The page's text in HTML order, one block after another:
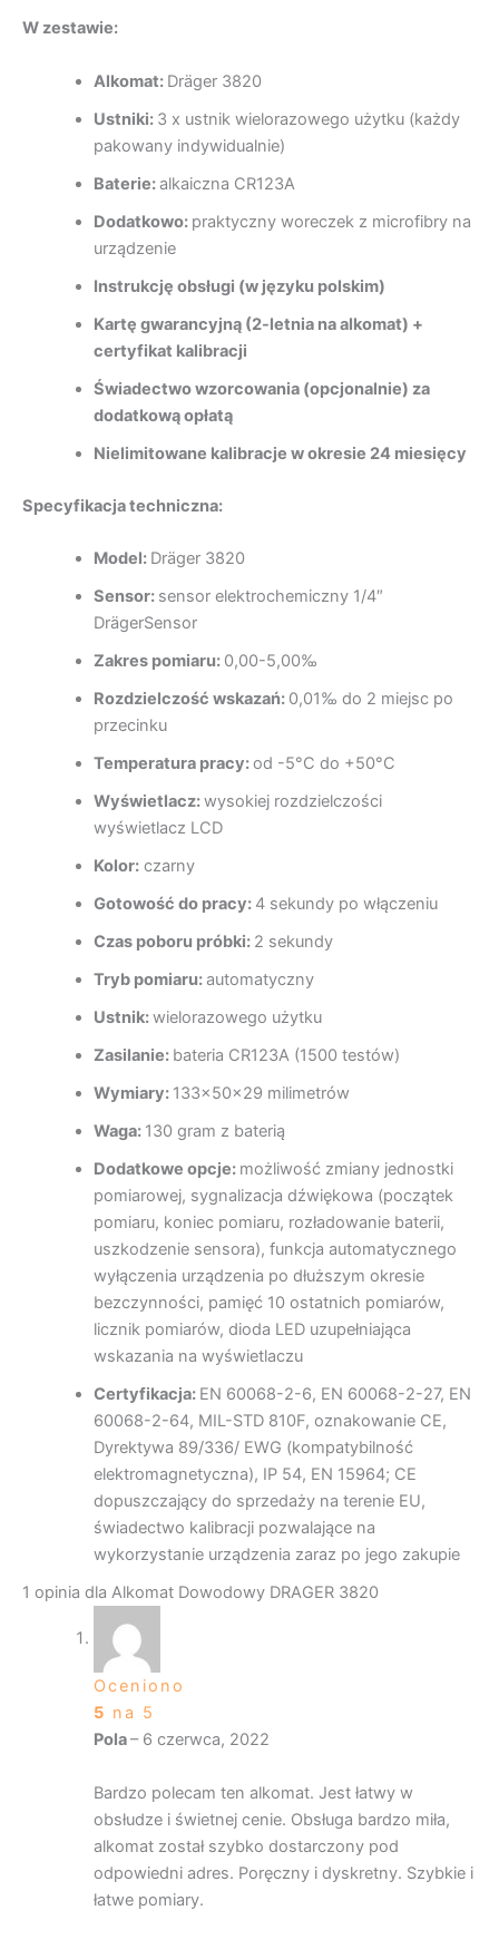
W zestawie:
Alkomat: Dräger 3820
Ustniki: 3 x ustnik wielorazowego użytku (każdy
pakowany indywidualnie)
Baterie:alkaiczna CR123A
Dodatkowo: praktyczny woreczek z microfibry na
urządzenie
Instrukcję obsługi (w języku polskim)
Kartę gwarancyjną (2-letnia na alkomat) +
certyfikat kalibracji
Świadectwo wzorcowania (opcjonalnie) za
dodatkową opłatą
Nielimitowane kalibracje w okresie 24 miesięcy
Specyfikacja techniczna:
Model: Dräger 3820
Sensor: sensor elektrochemiczny 1/4″
DrägerSensor
Zakres pomiaru: 0,00-5,00‰
Rozdzielczość wskazań: 0,01‰ do 2 miejsc po
przecinku
Temperatura pracy:od -5°C do +50°C
Wyświetlacz:wysokiej rozdzielczości
wyświetlacz LCD
Kolor:czarny
Gotowość do pracy: 4 sekundy po włączeniu
Czas poboru próbki: 2 sekundy
Tryb pomiaru:automatyczny
Ustnik:wielorazowego użytku
Zasilanie: bateria CR123A (1500 testów)
Wymiary: 133x50x29 milimetrów
Waga: 130 gram z baterią
Dodatkowe opcje: możliwość zmiany jednostki
pomiarowej, sygnalizacja dźwiękowa (początek
pomiaru, koniec pomiaru, rozładowanie baterii,
uszkodzenie sensora), funkcja automatycznego
wyłączenia urządzenia po dłuższym okresie
bezczynności, pamięć 10 ostatnich pomiarów,
licznik pomiarów, dioda LED uzupełniająca
wskazania na wyświetlaczu
Certyfikacja: EN 60068-2-6, EN 60068-2-27, EN
60068-2-64, MIL-STD 810F, oznakowanie CE,
Dyrektywa 89/336/ EWG (kompatybilność
elektromagnetyczna), IP 54, EN 15964; CE
dopuszczający do sprzedaży na terenie EU,
świadectwo kalibracji pozwalające na
wykorzystanie urządzenia zaraz po jego zakupie
1 opinia dla Alkomat Dowodowy DRAGER 3820
Oceniono
5 na 5
Pola– 6 czerwca, 2022
Bardzo polecam ten alkomat. Jest łatwy w
obsłudze i świetnej cenie. Obsługa bardzo miła,
alkomat został szybko dostarczony pod
odpowiedni adres. Poręczny i dyskretny. Szybkie i
łatwe pomiary.